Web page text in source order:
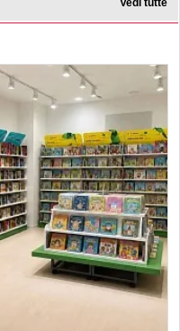
Vedi tutte